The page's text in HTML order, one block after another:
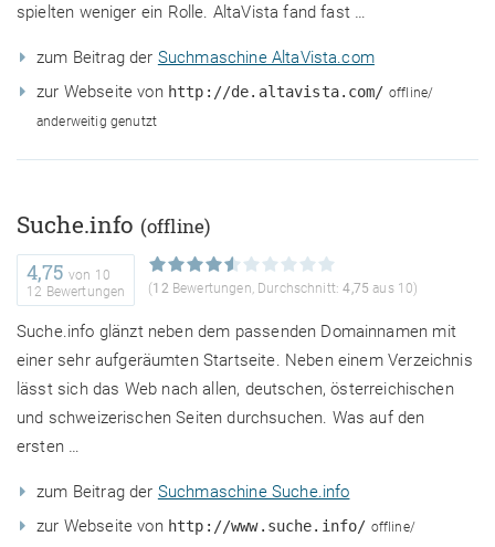
spielten weniger ein Rolle. AltaVista fand fast …
zum Beitrag der Suchmaschine AltaVista.com
zur Webseite von http://de.altavista.com/ offline/
anderweitig genutzt
Suche.info (offline)
4,75 von 10
12 Bewertungen
(12Bewertungen, Durchschnitt:4,75 aus 10)
Suche.info glänzt neben dem passenden Domainnamen mit
einer sehr aufgeräumten Startseite. Neben einem Verzeichnis
lässt sich das Web nach allen, deutschen, österreichischen
und schweizerischen Seiten durchsuchen. Was auf den
ersten …
zum Beitrag der Suchmaschine Suche.info
zur Webseite von http://www.suche.info/ offline/